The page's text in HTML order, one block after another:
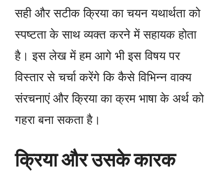
सही और सटीक क्रिया का चयन यथार्थता को
स्पष्टता के साथ व्यक्त करने में सहायक होता
है। इस लेख में हम आगे भी इस विषय पर
विस्तार से चर्चा करेंगे कि कैसे विभिन्न वाक्य
संरचनाएं और क्रिया का क्रम भाषा के अर्थ को
गहरा बना सकता है।
क्रिया और उसके कारक